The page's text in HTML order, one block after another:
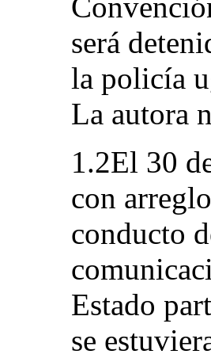
será
la policía
La autora
1.2El 30
con
conducto
Estado
se